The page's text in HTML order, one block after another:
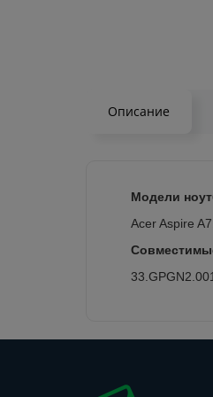
Описание
Модели
Acer Aspire